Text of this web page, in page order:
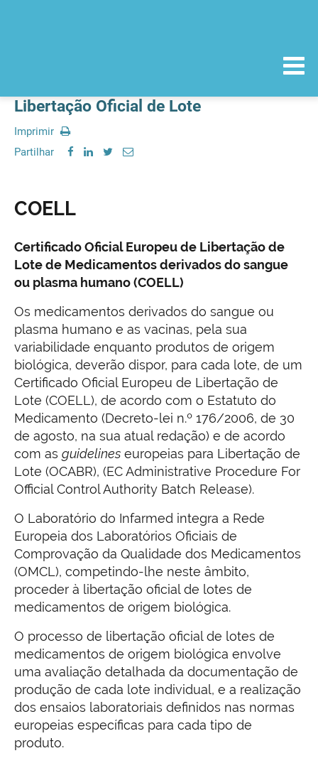
Libertação Oficial de Lote
Imprimir
Partilhar
COELL
Certificado Oficial Europeu de Libertação de
Lote de Medicamentos derivados do sangue
ou plasma humano (COELL)
Os medicamentos derivados do sangue ou
plasma humano e as vacinas, pela sua
variabilidade enquanto produtos de origem
biológica, deverão dispor, para cada lote, de um
Certificado Oficial Europeu de Libertação de
Lote (COELL), de acordo com o Estatuto do
Medicamento (Decreto-lei n.º 176/2006, de 30
de agosto, na sua atual redação) e de acordo
com as guidelines europeias para Libertação de
Lote (OCABR), (EC Administrative Procedure For
Official Control Authority Batch Release).
O Laboratório do Infarmed integra a Rede
Europeia dos Laboratórios Oficiais de
Comprovação da Qualidade dos Medicamentos
(OMCL), competindo-lhe neste âmbito,
proceder à libertação oficial de lotes de
medicamentos de origem biológica.
O processo de libertação oficial de lotes de
medicamentos de origem biológica envolve
uma avaliação detalhada da documentação de
produção de cada lote individual, e a realização
dos ensaios laboratoriais definidos nas normas
europeias específicas para cada tipo de
produto.